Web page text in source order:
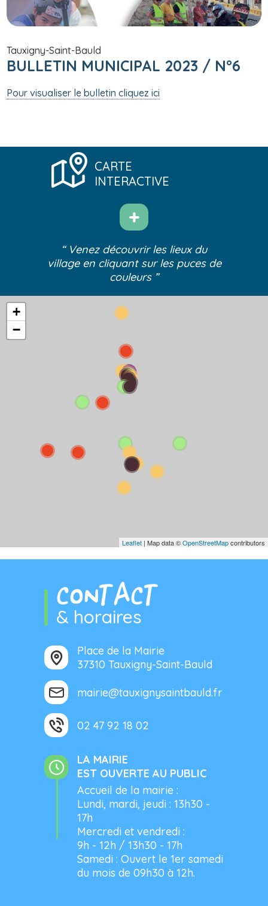
Tauxigny-Saint-Bauld
BULLETIN MUNICIPAL 2023 / N°6
Pour visualiser le bulletin cliquez ici
CARTE
INTERACTIVE
“ Venez découvrir les lieux du
village en cliquant sur les puces de
couleurs ”
+
−
Leaflet | Map data ©OpenStreetMapcontributors
CONTACT
& horaires
Place de la Mairie
37310 Tauxigny-Saint-Bauld
mairie@tauxignysaintbauld.fr
02 47 92 18 02
LA MAIRIE
EST OUVERTE AU PUBLIC
Accueil de la mairie :
Lundi, mardi, jeudi : 13h30 -
17h
Mercredi et vendredi :
9h - 12h / 13h30 - 17h
Samedi : Ouvert le 1er samedi
du mois de 09h30 à 12h.